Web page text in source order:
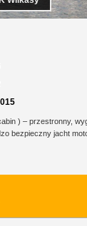
) – przestronny,
bezpieczny jacht